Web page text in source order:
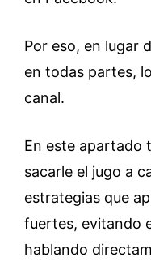
Por eso, en lugar
en todas partes,
canal.
En este apartado
sacarle el jugo a
estrategias que
fuertes, evitando
hablando